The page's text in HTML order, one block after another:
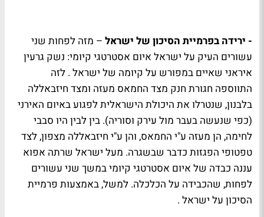
- ירידה בפרמיית הסיכון של ישראל – מזה לפחות שני
עשורים העיק על ישראל איום אסטרטגי קיומי: נשק גרעין
איראני שאיים במפורש על קיומה של ישראל . לזה
התווספה חגורת חנק מצד החמאס מעזה ומצד חיזבאללה
בלבנון, שנטרלו את היכולת הישראלית לפגוע באיום האירני
(כפי שנעשה בעבר מול עירק וסוריה). בין לבין היו סבבי
לחימה, הן מעזה ע"י החמאס, והן ע"י חיזבאללה מצפון, לצד
טפטופי הפגזות כדבר שבשגרה. מעל ישראל שרתה אפוא
עננה כבדה של איום אסטרטגי קיומי במשך שני עשורים
לפחות, שהכבידה על הכלכלה. למשל, באמצעות פרמיית
הסיכון על ישראל .